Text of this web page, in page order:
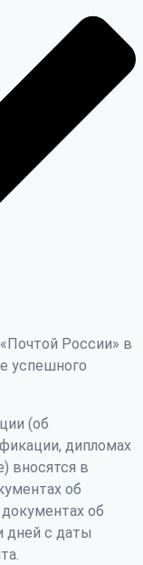
России» в
успешного
(об
дипломах
вносятся в
об
об
дней с даты